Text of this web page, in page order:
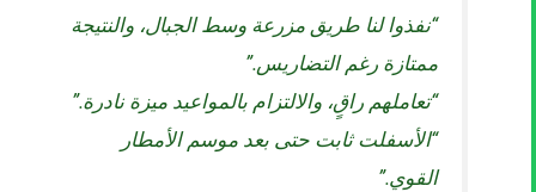
“نفذوا لنا طريق مزرعة وسط الجبال، والنتيجة
ممتازة رغم التضاريس.”
“تعاملهم راقٍ، والالتزام بالمواعيد ميزة نادرة.”
“الأسفلت ثابت حتى بعد موسم الأمطار
القوي.”